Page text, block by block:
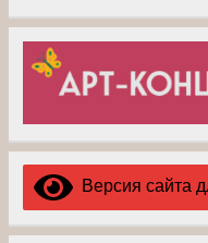
Версия сайта